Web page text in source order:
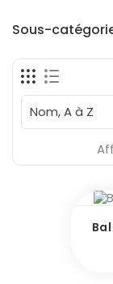
Fabricants
En Stock
Sous-
Nom, A à Z